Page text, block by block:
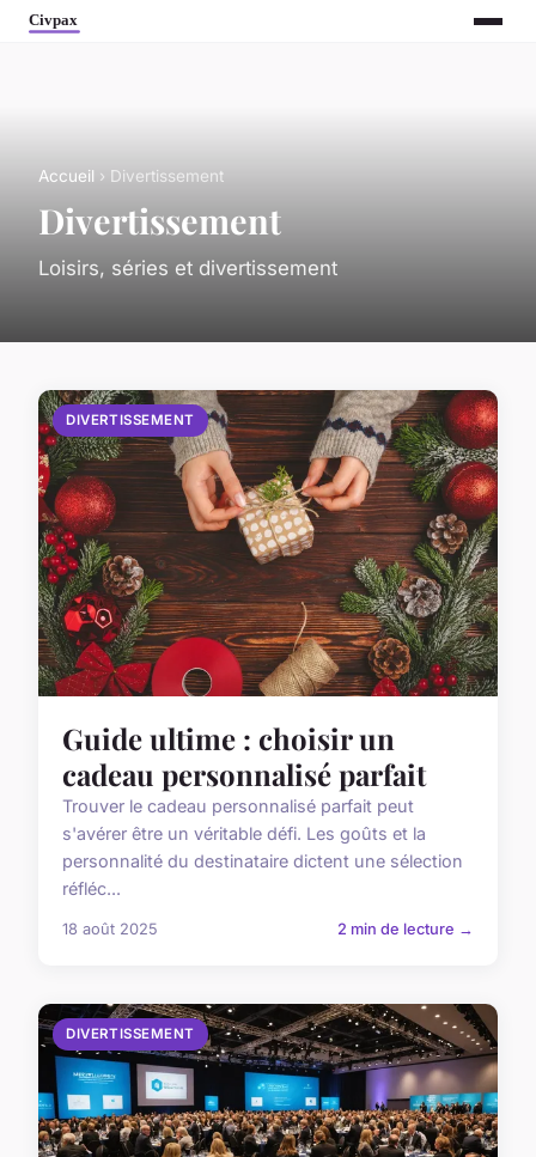
Accueil › Divertissement
Divertissement
Loisirs, séries et divertissement
DIVERTISSEMENT
Guide ultime : choisir un
cadeau personnalisé parfait
Trouver le cadeau personnalisé parfait peut
s'avérer être un véritable défi. Les goûts et la
personnalité du destinataire dictent une sélection
réfléc...
18 août 2025 2 min de lecture →
DIVERTISSEMENT